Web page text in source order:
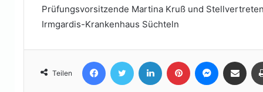
Prüfungsvorsitzende Martina Kruß und
Irmgardis-Krankenhaus Süchteln
Teilen
FacebookTwitter LinkedIn Pinterest Messenger
Teile per E-Mail